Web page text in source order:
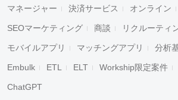
マネージャー 決済サービス オンライン
SEOマーケティング 商談 リクルーティ
モバイルアプリ マッチングアプリ 分析
Embulk ETL ELT Workship限定案件
ChatGPT